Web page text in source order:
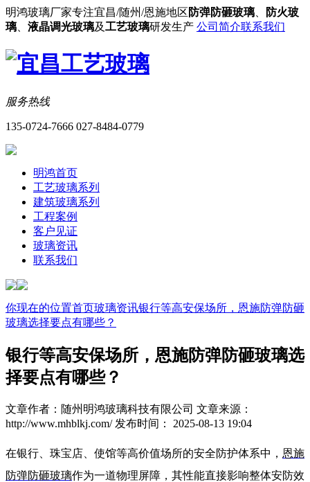
明鸿玻璃厂家专注宜昌/随州/恩施地区 防弹防砸玻璃
防火玻
璃
液晶调光玻璃及工艺玻璃研发生产 公司简介联系我们
服务热线
135-0724-7666 027-8484-0779
明鸿首页
工艺玻璃系列
建筑玻璃系列
工程案例
客户见证
玻璃资讯
联系我们
你现在的位置首页玻璃资讯银行等高安保场所，恩施防弹防砸
玻璃选择要点有哪些？
银行等高安保场所，恩施防弹防砸玻璃选
择要点有哪些？
文章作者：随州明鸿玻璃科技有限公司 文章来源：
http://www.mhblkj.com/ 发布时间： 2025-08-13 19:04
在银行、珠宝店、使馆等高价值场所的安全防护体系中， 恩施
防弹防砸玻璃作为一道物理屏障，其性能直接影响整体安防效